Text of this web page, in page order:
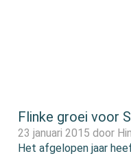
Flinke groei voor
23 januari 2015 door
Het afgelopen jaar